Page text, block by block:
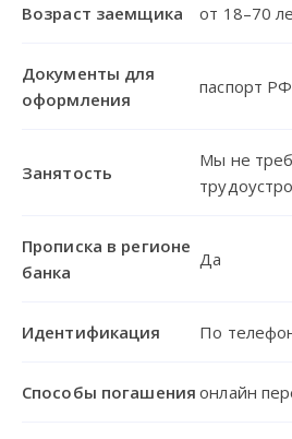
Возраст заемщика от 18–70
Документы для
оформления
паспорт РФ
Занятость
Мы не
Прописка в регионе
банка
Да
Идентификация По
Способы погашения онлайн